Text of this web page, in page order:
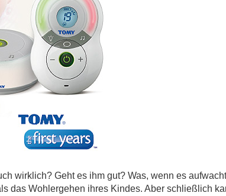
wirklich? Geht es ihm gut? Was, wenn es
das Wohlergehen ihres Kindes. Aber schließlich